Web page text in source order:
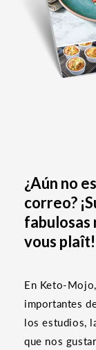
¿Aún no
correo?
fabulosas
vous plaît!
En Keto-
importantes
los estudios,
que nos